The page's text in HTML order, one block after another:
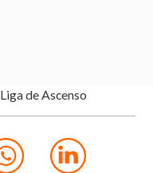
Liga de Ascenso